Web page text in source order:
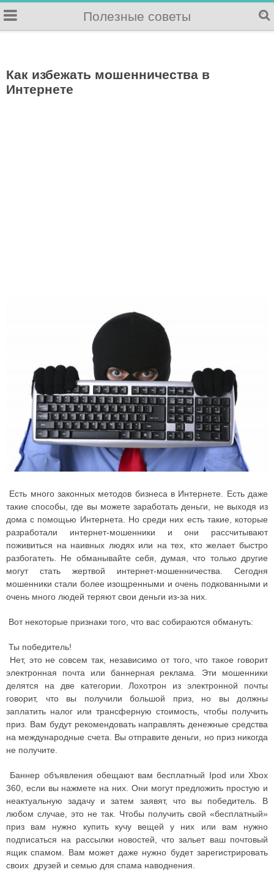
Полезные советы
Как избежать мошенничества в
Интернете
Есть много законных методов бизнеса в Интернете. Есть даже
такие способы, где вы можете заработать деньги, не выходя из
дома с помощью Интернета. Но среди них есть такие, которые
разработали интернет-мошенники и они рассчитывают
поживиться на наивных людях или на тех, кто желает быстро
разбогатеть. Не обманывайте себя, думая, что только другие
могут стать жертвой интернет-мошенничества. Сегодня
мошенники стали более изощренными и очень подкованными и
очень много людей теряют свои деньги из-за них.
Вот некоторые признаки того, что вас собираются обмануть:
Ты победитель!
Нет, это не совсем так, независимо от того, что такое говорит
электронная почта или баннерная реклама. Эти мошенники
делятся на две категории. Лохотрон из электронной почты
говорит, что вы получили большой приз, но вы должны
заплатить налог или трансферную стоимость, чтобы получить
приз. Вам будут рекомендовать направлять денежные средства
на международные счета. Вы отправите деньги, но приз никогда
не получите.
Баннер объявления обещают вам бесплатный Ipod или Xbox
360, если вы нажмете на них. Они могут предложить простую и
неактуальную задачу и затем заявят, что вы победитель. В
любом случае, это не так. Чтобы получить свой «бесплатный»
приз вам нужно купить кучу вещей у них или вам нужно
подписаться на рассылки новостей, что зальет ваш почтовый
ящик спамом. Вам может даже нужно будет зарегистрировать
своих друзей и семью для спама наводнения.